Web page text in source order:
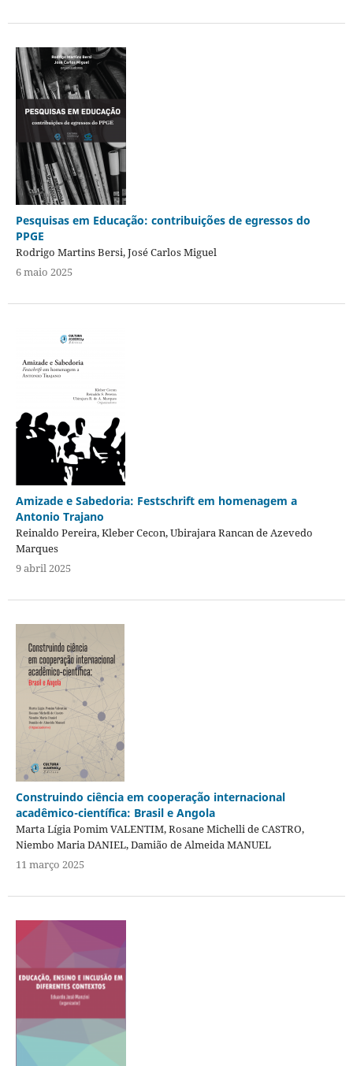
Pesquisas em Educação: contribuições de egressos do
PPGE
Rodrigo Martins Bersi, José Carlos Miguel
6 maio 2025
Amizade e Sabedoria: Festschrift em homenagem a
Antonio Trajano
Reinaldo Pereira, Kleber Cecon, Ubirajara Rancan de Azevedo
Marques
9 abril 2025
Construindo ciência em cooperação internacional
acadêmico-científica: Brasil e Angola
Marta Lígia Pomim VALENTIM, Rosane Michelli de CASTRO,
Niembo Maria DANIEL, Damião de Almeida MANUEL
11 março 2025